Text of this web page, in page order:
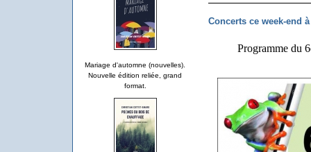
Mariage d'automne (nouvelles).
Nouvelle édition reliée, grand
format.
Concerts ce week-end
Programme du